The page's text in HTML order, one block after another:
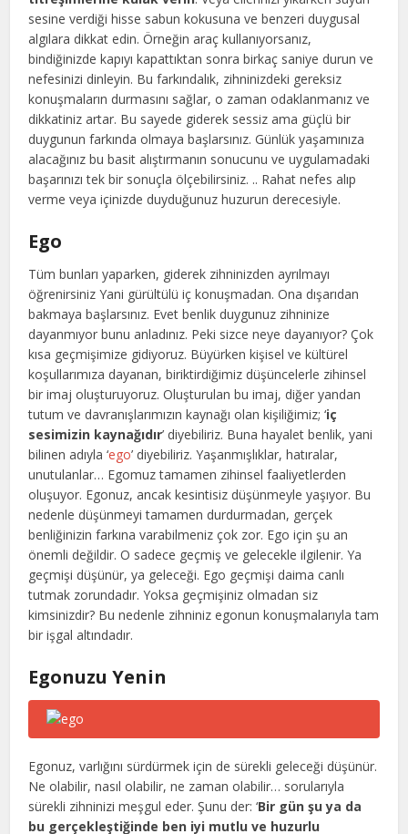
sesine verdiği hisse sabun kokusuna ve benzeri duygusal
algılara dikkat edin. Örneğin araç kullanıyorsanız,
bindiğinizde kapıyı kapattıktan sonra birkaç saniye durun ve
nefesinizi dinleyin. Bu farkındalık, zihninizdeki gereksiz
konuşmaların durmasını sağlar, o zaman odaklanmanız ve
dikkatiniz artar. Bu sayede giderek sessiz ama güçlü bir
duygunun farkında olmaya başlarsınız. Günlük yaşamınıza
alacağınız bu basit alıştırmanın sonucunu ve uygulamadaki
başarınızı tek bir sonuçla ölçebilirsiniz. .. Rahat nefes alıp
verme veya içinizde duyduğunuz huzurun derecesiyle.
Ego
Tüm bunları yaparken, giderek zihninizden ayrılmayı
öğrenirsiniz Yani gürültülü iç konuşmadan. Ona dışarıdan
bakmaya başlarsınız. Evet benlik duygunuz zihninize
dayanmıyor bunu anladınız. Peki sizce neye dayanıyor? Çok
kısa geçmişimize gidiyoruz. Büyürken kişisel ve kültürel
koşullarımıza dayanan, biriktirdiğimiz düşüncelerle zihinsel
bir imaj oluşturuyoruz. Oluşturulan bu imaj, diğer yandan
tutum ve davranışlarımızın kaynağı olan kişiliğimiz; ‘iç
sesimizin kaynağıdır’ diyebiliriz. Buna hayalet benlik, yani
bilinen adıyla ‘ego’ diyebiliriz. Yaşanmışlıklar, hatıralar,
unutulanlar… Egomuz tamamen zihinsel faaliyetlerden
oluşuyor. Egonuz, ancak kesintisiz düşünmeyle yaşıyor. Bu
nedenle düşünmeyi tamamen durdurmadan, gerçek
benliğinizin farkına varabilmeniz çok zor. Ego için şu an
önemli değildir. O sadece geçmiş ve gelecekle ilgilenir. Ya
geçmişi düşünür, ya geleceği. Ego geçmişi daima canlı
tutmak zorundadır. Yoksa geçmişiniz olmadan siz
kimsinizdir? Bu nedenle zihniniz egonun konuşmalarıyla tam
bir işgal altındadır.
Egonuzu Yenin
Egonuz, varlığını sürdürmek için de sürekli geleceği düşünür.
Ne olabilir, nasıl olabilir, ne zaman olabilir… sorularıyla
sürekli zihninizi meşgul eder. Şunu der: ‘Bir gün şu ya da
bu gerçekleştiğinde ben iyi mutlu ve huzurlu